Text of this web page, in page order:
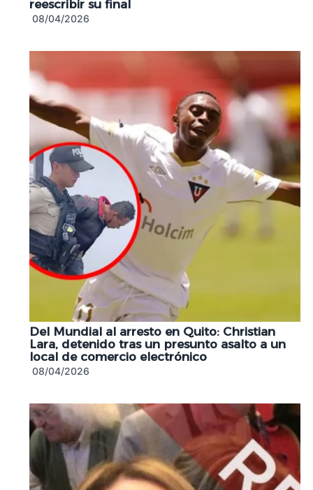
reescribir su final
08/04/2026
Del Mundial al arresto en Quito: Christian
Lara, detenido tras un presunto asalto a un
local de comercio electrónico
08/04/2026